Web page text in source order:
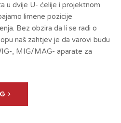
u dvije U- ćelije i projektnom
limene pozicije
Bez obzira da li se radi o
naš zahtjev je da varovi budu
, MIG/MAG- aparate za